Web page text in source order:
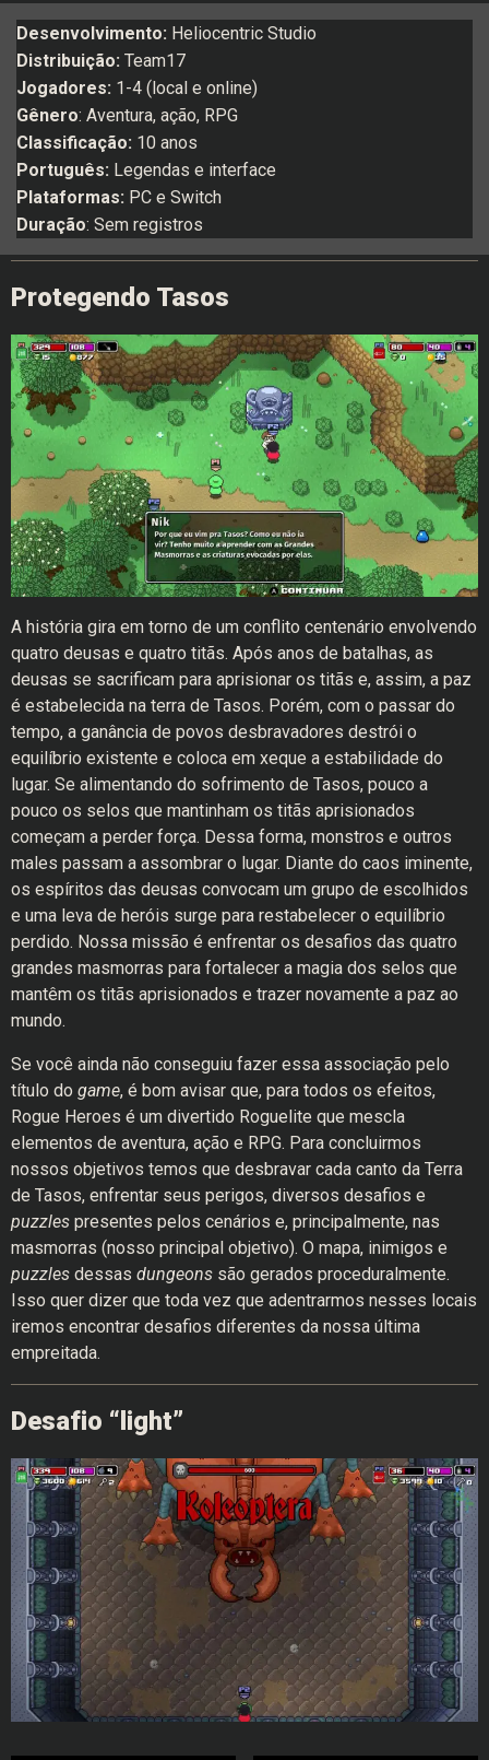
Desenvolvimento: Heliocentric Studio
Distribuição: Team17
Jogadores: 1-4 (local e online)
Gênero: Aventura, ação, RPG
Classificação: 10 anos
Português: Legendas e interface
Plataformas: PC e Switch
Duração: Sem registros
Protegendo Tasos
A história gira em torno de um conflito centenário envolvendo
quatro deusas e quatro titãs. Após anos de batalhas, as
deusas se sacrificam para aprisionar os titãs e, assim, a paz
é estabelecida na terra de Tasos. Porém, com o passar do
tempo, a ganância de povos desbravadores destrói o
equilíbrio existente e coloca em xeque a estabilidade do
lugar. Se alimentando do sofrimento de Tasos, pouco a
pouco os selos que mantinham os titãs aprisionados
começam a perder força. Dessa forma, monstros e outros
males passam a assombrar o lugar. Diante do caos iminente,
os espíritos das deusas convocam um grupo de escolhidos
e uma leva de heróis surge para restabelecer o equilíbrio
perdido. Nossa missão é enfrentar os desafios das quatro
grandes masmorras para fortalecer a magia dos selos que
mantêm os titãs aprisionados e trazer novamente a paz ao
mundo.
Se você ainda não conseguiu fazer essa associação pelo
título do game, é bom avisar que, para todos os efeitos,
Rogue Heroes é um divertido Roguelite que mescla
elementos de aventura, ação e RPG. Para concluirmos
nossos objetivos temos que desbravar cada canto da Terra
de Tasos, enfrentar seus perigos, diversos desafios e
puzzles presentes pelos cenários e, principalmente, nas
masmorras (nosso principal objetivo). O mapa, inimigos e
puzzles dessas dungeons são gerados proceduralmente.
Isso quer dizer que toda vez que adentrarmos nesses locais
iremos encontrar desafios diferentes da nossa última
empreitada.
Desafio “light”